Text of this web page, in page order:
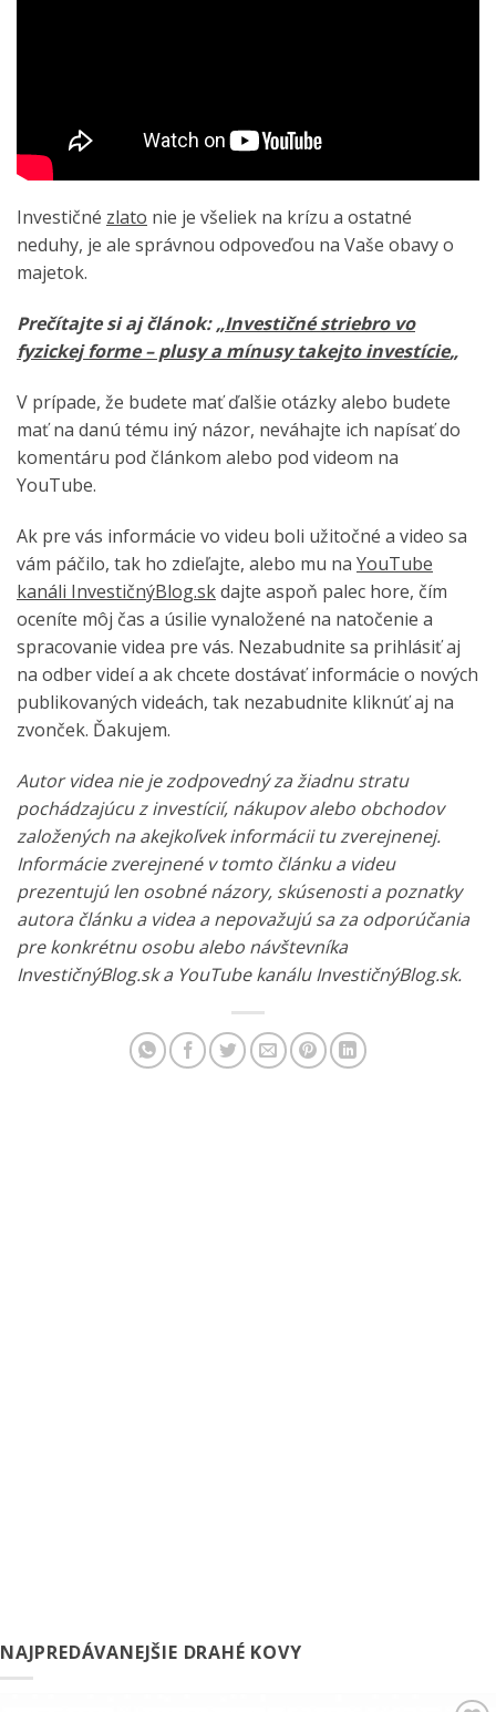
Investičné zlato nie je všeliek na krízu a ostatné
neduhy, je ale správnou odpoveďou na Vaše obavy o
majetok.
Prečítajte si aj článok: „Investičné striebro vo
fyzickej forme – plusy a mínusy takejto investície„
V prípade, že budete mať ďalšie otázky alebo budete
mať na danú tému iný názor, neváhajte ich napísať do
komentáru pod článkom alebo pod videom na
YouTube.
Ak pre vás informácie vo videu boli užitočné a video sa
vám páčilo, tak ho zdieľajte, alebo mu na YouTube
kanáli InvestičnýBlog.skdajte aspoň palec hore, čím
oceníte môj čas a úsilie vynaložené na natočenie a
spracovanie videa pre vás. Nezabudnite sa prihlásiť aj
na odber videí a ak chcete dostávať informácie o nových
publikovaných videách, tak nezabudnite kliknúť aj na
zvonček. Ďakujem.
Autor videa nie je zodpovedný za žiadnu stratu
pochádzajúcu z investícií, nákupov alebo obchodov
založených na akejkoľvek informácii tu zverejnenej.
Informácie zverejnené v tomto článku a videu
prezentujú len osobné názory, skúsenosti a poznatky
autora článku a videa a nepovažujú sa za odporúčania
pre konkrétnu osobu alebo návštevníka
InvestičnýBlog.sk a YouTube kanálu InvestičnýBlog.sk.
NAJPREDÁVANEJŠIE DRAHÉ KOVY